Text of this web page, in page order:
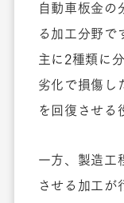
自動車板金の
る加工分野で
主に2種類に
劣化で損傷し
を回復させる
一方、製造工
させる加工が